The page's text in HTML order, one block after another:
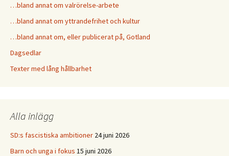
…bland annat om valrörelse-arbete
…bland annat om yttrandefrihet och kultur
…bland annat om, eller publicerat på, Gotland
Dagsedlar
Texter med lång hållbarhet
Alla inlägg
SD:s fascistiska ambitioner 24 juni 2026
Barn och unga i fokus 15 juni 2026